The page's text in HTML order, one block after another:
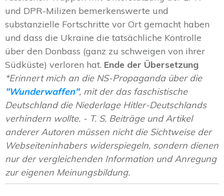
und DPR-Milizen bemerkenswerte und
substanzielle Fortschritte vor Ort gemacht haben
und dass die Ukraine die tatsächliche Kontrolle
über den Donbass (ganz zu schweigen von ihrer
Südküste) verloren hat. Ende der Übersetzung
*Erinnert mich an die NS-Propaganda über die
"Wunderwaffen", mit der das faschistische
Deutschland die Niederlage Hitler-Deutschlands
verhindern wollte. - T. S. Beiträge und Artikel
anderer Autoren müssen nicht die Sichtweise der
Webseiteninhabers widerspiegeln, sondern dienen
nur der vergleichenden Information und Anregung
zur eigenen Meinungsbildung.